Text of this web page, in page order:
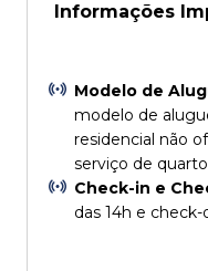
Informações
Modelo de
modelo de
residencial não
serviço de
Check-in e
das 14h e check-